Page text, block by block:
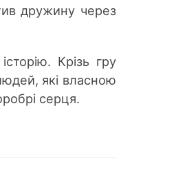
дружину через
Крізь гру
які власною
серця.